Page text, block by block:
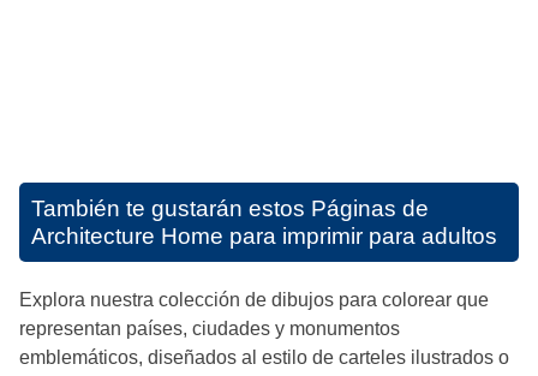
También te gustarán estos Páginas de
Architecture Home para imprimir para adultos
Explora nuestra colección de dibujos para colorear que
representan países, ciudades y monumentos
emblemáticos, diseñados al estilo de carteles ilustrados o